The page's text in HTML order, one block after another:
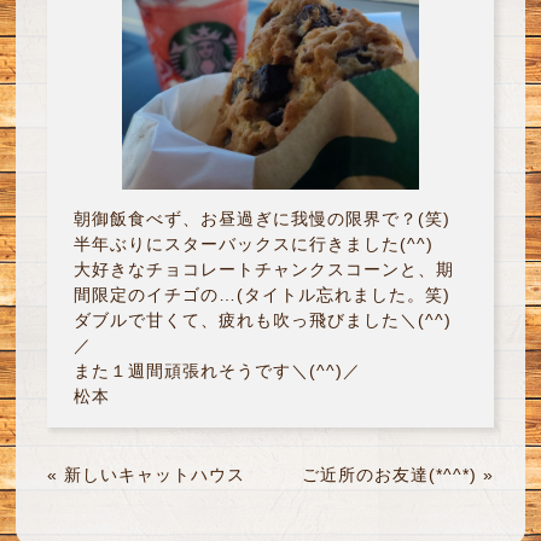
朝御飯食べず、お昼過ぎに我慢の限界で？(笑)
半年ぶりにスターバックスに行きました(^^)
大好きなチョコレートチャンクスコーンと、期
間限定のイチゴの…(タイトル忘れました。笑)
ダブルで甘くて、疲れも吹っ飛びました＼(^^)
／
また１週間頑張れそうです＼(^^)／
松本
« 新しいキャットハウス ご近所のお友達(*^^*) »